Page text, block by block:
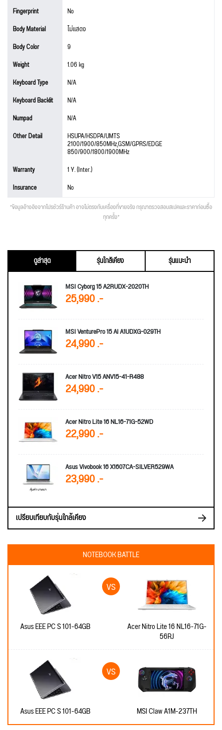
Fingerprint
No
Body Material
ไม่แสดง
Body Color
9
Weight
1.06 kg
Keyboard Type
N/A
Keyboard Backlit
N/A
Numpad
N/A
Other Detail
HSUPA/HSDPA/UMTS
2100/1900/850MHz,GSM/GPRS/EDGE
850/900/1800/1900MHz
Warranty
1 Y. (Inter.)
Insurance
No
*ข้อมูลอ้างอิงจากโปรชัวร์ร้านค้า อาจไม่ตรงกับเครื่องที่ขายจริง กรุณาตรวจสอบสเปคและราคาก่อนซื้อ
ทุกครั้ง*
ดูล่าสุด รุ่นใกล้เคียง
รุ่นแนะนำ
MSI Cyborg 15 A2RUDX-2020TH
25,990 .-
MSI VenturePro 15 AI A1UDXG-029TH
24,990 .-
Acer Nitro V15 ANV15-41-R488
24,990 .-
Acer Nitro Lite 16 NL16-71G-52WD
22,990 .-
Asus Vivobook 16 X1607CA-SILVER529WA
23,990 .-
เปรียบเทียบกับรุ่นใกล้เคียง
NOTEBOOK BATTLE
Asus EEE PC S 101-64GB Acer Nitro Lite 16 NL16-71G-
56RJ
Asus EEE PC S 101-64GB MSI Claw A1M-237TH